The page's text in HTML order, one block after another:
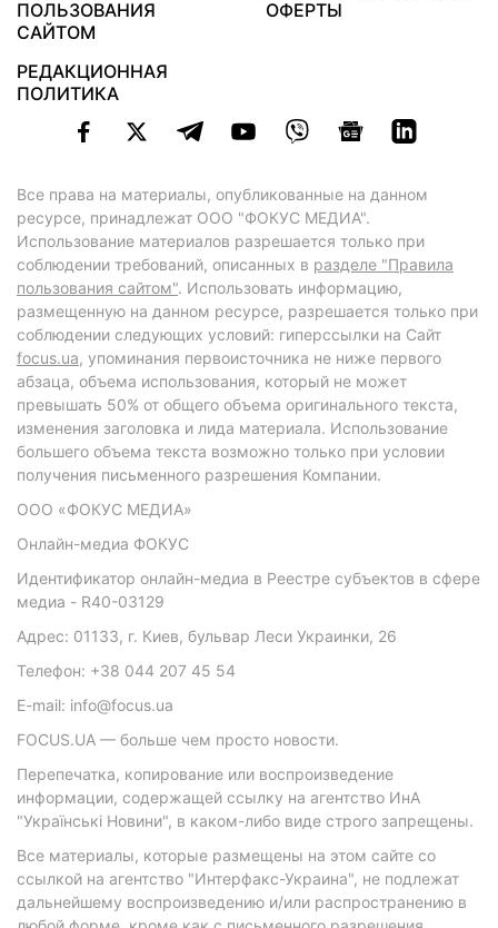
ПОЛЬЗОВАНИЯ
САЙТОМ
ОФЕРТЫ
РЕДАКЦИОННАЯ
ПОЛИТИКА
Все права на материалы, опубликованные на данном
ресурсе, принадлежат ООО "ФОКУС МЕДИА".
Использование материалов разрешается только при
соблюдении требований, описанных в разделе "Правила
пользования сайтом". Использовать информацию,
размещенную на данном ресурсе, разрешается только при
соблюдении следующих условий: гиперссылки на Сайт
focus.ua, упоминания первоисточника не ниже первого
абзаца, объема использования, который не может
превышать 50% от общего объема оригинального текста,
изменения заголовка и лида материала. Использование
большего объема текста возможно только при условии
получения письменного разрешения Компании.
ООО «ФОКУС МЕДИА»
Онлайн-медиа ФОКУС
Идентификатор онлайн-медиа в Реестре субъектов в сфере
медиа - R40-03129
Адрес: 01133, г. Киев, бульвар Леси Украинки, 26
Телефон: +38 044 207 45 54
E-mail: info@focus.ua
FOCUS.UA — больше чем просто новости.
Перепечатка, копирование или воспроизведение
информации, содержащей ссылку на агентство ИнА
"Українські Новини", в каком-либо виде строго запрещены.
Все материалы, которые размещены на этом сайте со
ссылкой на агентство "Интерфакс-Украина", не подлежат
дальнейшему воспроизведению и/или распространению в